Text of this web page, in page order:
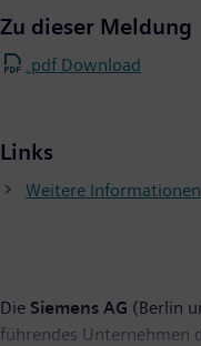
Zu dieser Meldung
.pdf Download
Links
Weitere
Die Siemens AG (Berlin
führendes Unternehmen